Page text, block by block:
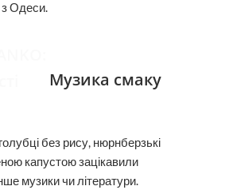
Одеси.
Музика смаку
без рису, нюрнберзькі
капустою зацікавили
музики чи літератури.